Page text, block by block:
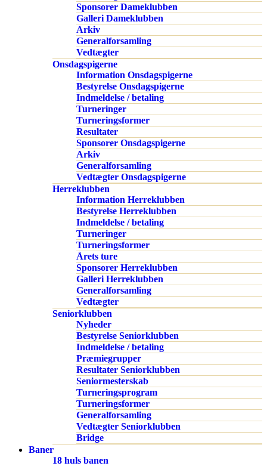
Sponsorer Dameklubben
Galleri Dameklubben
Arkiv
Generalforsamling
Vedtægter
Onsdagspigerne
Information Onsdagspigerne
Bestyrelse Onsdagspigerne
Indmeldelse / betaling
Turneringer
Turneringsformer
Resultater
Sponsorer Onsdagspigerne
Arkiv
Generalforsamling
Vedtægter Onsdagspigerne
Herreklubben
Information Herreklubben
Bestyrelse Herreklubben
Indmeldelse / betaling
Turneringer
Turneringsformer
Årets ture
Sponsorer Herreklubben
Galleri Herreklubben
Generalforsamling
Vedtægter
Seniorklubben
Nyheder
Bestyrelse Seniorklubben
Indmeldelse / betaling
Præmiegrupper
Resultater Seniorklubben
Seniormesterskab
Turneringsprogram
Turneringsformer
Generalforsamling
Vedtægter Seniorklubben
Bridge
Baner
18 huls banen